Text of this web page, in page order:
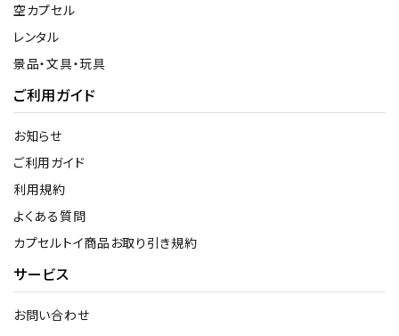
空カプセル
レンタル
景品・文具・玩具
ご利用ガイド
お知らせ
ご利用ガイド
利用規約
よくある質問
カプセルトイ商品お取り引き規約
サービス
お問い合わせ